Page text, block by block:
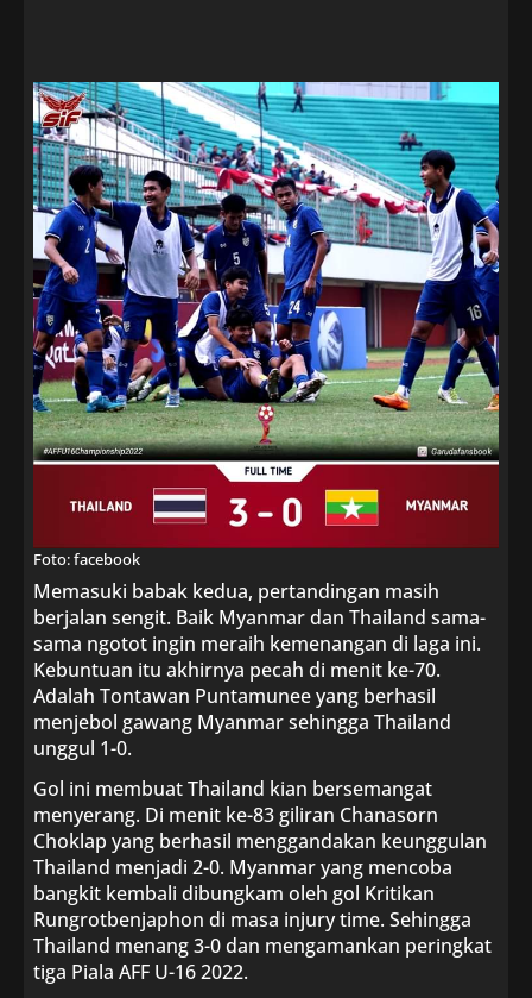
Foto: facebook
Memasuki babak kedua, pertandingan masih
berjalan sengit. Baik Myanmar dan Thailand sama-
sama ngotot ingin meraih kemenangan di laga ini.
Kebuntuan itu akhirnya pecah di menit ke-70.
Adalah Tontawan Puntamunee yang berhasil
menjebol gawang Myanmar sehingga Thailand
unggul 1-0.
Gol ini membuat Thailand kian bersemangat
menyerang. Di menit ke-83 giliran Chanasorn
Choklap yang berhasil menggandakan keunggulan
Thailand menjadi 2-0. Myanmar yang mencoba
bangkit kembali dibungkam oleh gol Kritikan
Rungrotbenjaphon di masa injury time. Sehingga
Thailand menang 3-0 dan mengamankan peringkat
tiga Piala AFF U-16 2022.